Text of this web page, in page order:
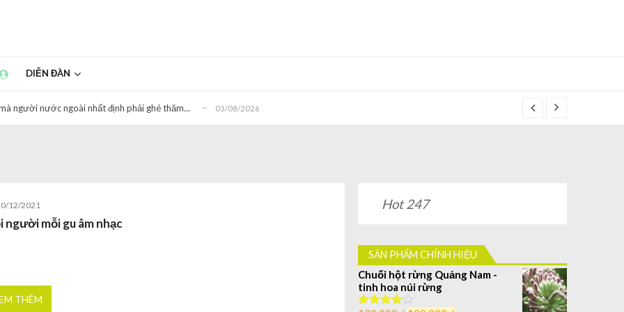
DIỄN ĐÀN
đi máy bay
người nước ngoài nhất định phải ghé thăm... 03/08/2026
người nước ngoài nhất định phải ghé thăm...
đến thành phố Hồ Chí Minh du lịch...
nước ngoài và quy định mới liên quan...
12/2021
người mỗi gu âm nhạc
THÊM
Hot 247
SẢN PHẨM CHÍNH HIỆU
Chuối hột rừng Quảng Nam -
tinh hoa núi rừng